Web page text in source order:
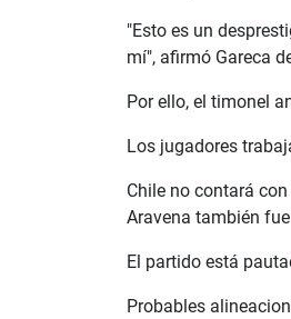
"Esto es un
mí", afirmó Gareca
Por ello, el timonel
Los jugadores
Chile no contará
Aravena también
El partido está
Probables